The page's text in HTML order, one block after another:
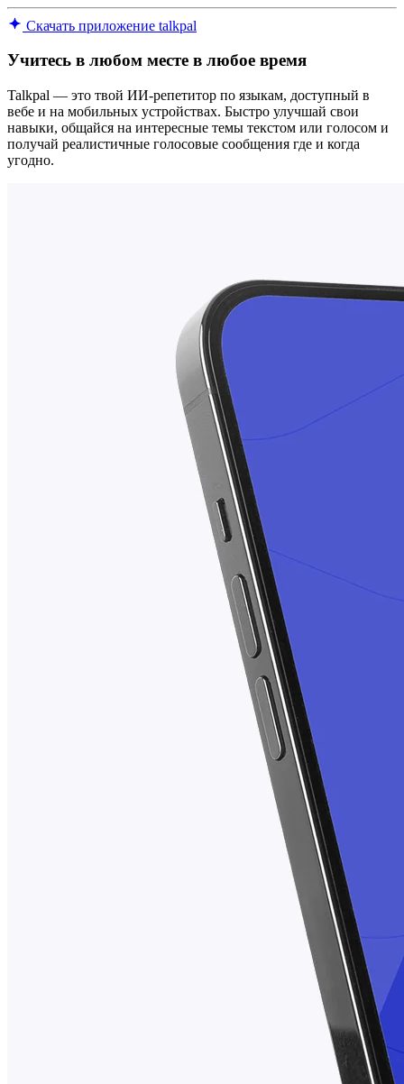
Скачать приложение talkpal
Учитесь в любом месте в любое время
Talkpal — это твой ИИ-репетитор по языкам, доступный в
вебе и на мобильных устройствах. Быстро улучшай свои
навыки, общайся на интересные темы текстом или голосом и
получай реалистичные голосовые сообщения где и когда
угодно.